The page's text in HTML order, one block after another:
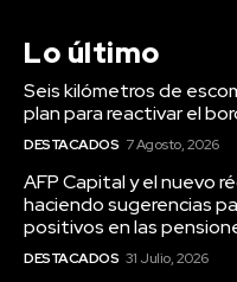
Lo último
Seis kilómetros de
plan para reactivar el
DESTACADOS 7 Agosto, 2026
AFP Capital y el nuevo
haciendo sugerencias
positivos en las
DESTACADOS 31 Julio, 2026